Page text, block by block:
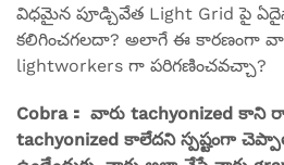
విధమైన పూడ్చివేత Light Grid పై
కలిగించగలదా? అలాగే ఈ కారణంగా
lightworkers గా పరిగణించవచ్చా?
Cobra： వారు tachyonized కాని
tachyonized కాలేదని స్పష్టంగా